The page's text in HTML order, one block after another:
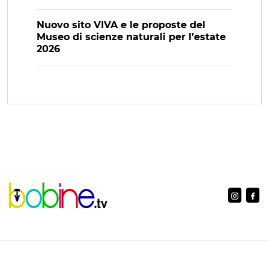
Nuovo sito VIVA e le proposte del
Museo di scienze naturali per l’estate
2026